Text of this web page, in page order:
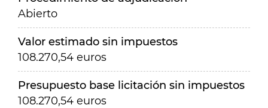
Abierto
Valor estimado sin impuestos
108.270,54 euros
Presupuesto base licitación sin impuestos
108.270,54 euros